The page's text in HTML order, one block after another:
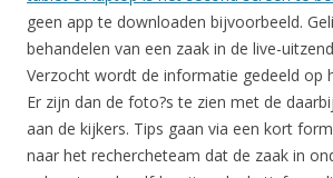
geen app te downloaden bijvoorbeeld.
behandelen van een zaak in de live-
Verzocht wordt de informatie gedeeld op
Er zijn dan de foto?s te zien met de
aan de kijkers. Tips gaan via een kort
naar het rechercheteam dat de zaak in